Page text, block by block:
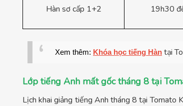
Hàn sơ cấp 1+2 19h30
Xem thêm: Khóa học tiếng Hàn tại
Lớp tiếng Anh mất gốc tháng 8 tại
Lịch khai giảng tiếng Anh tháng 8 tại Tomato